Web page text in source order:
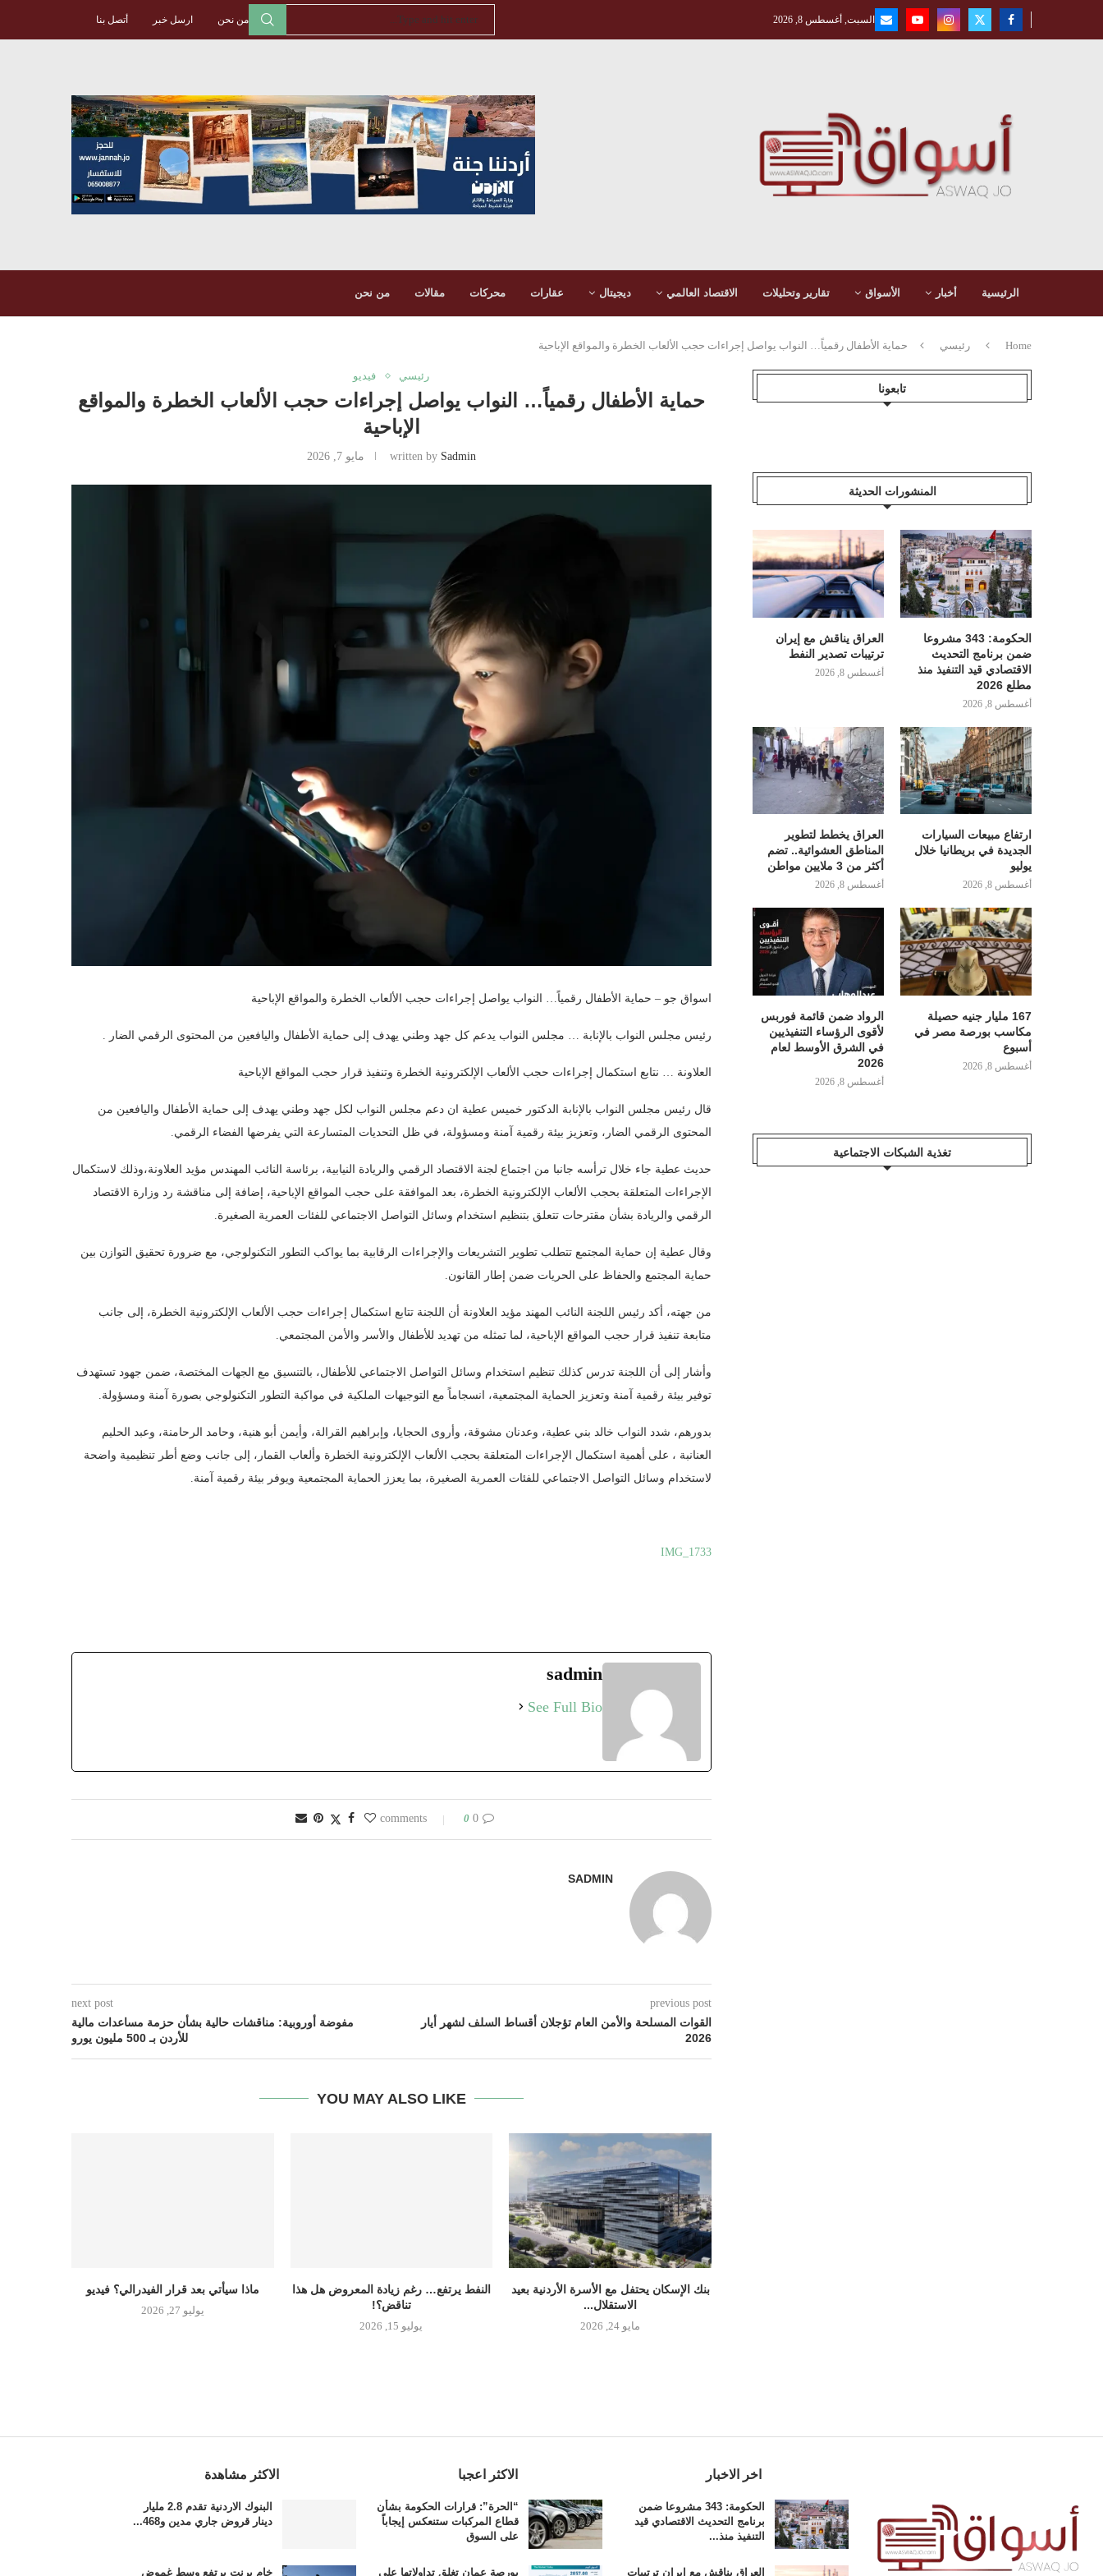
السبت, أغسطس 8, 2026 من نحن ارسل خبر أتصل بنا
الرئيسية أخبار الأسواق تقارير وتحليلات الاقتصاد العالمي ديجيتال عقارات محركات مقالات من نحن
Home رئيسي حماية الأطفال رقمياً… النواب يواصل إجراءات حجب الألعاب الخطرة والمواقع الإباحية
رئيسي فيديو
حماية الأطفال رقمياً… النواب يواصل إجراءات حجب الألعاب الخطرة والمواقع
الإباحية
written by Sadmin مايو 7, 2026
اسواق جو – حماية الأطفال رقمياً… النواب يواصل إجراءات حجب الألعاب الخطرة والمواقع الإباحية
رئيس مجلس النواب بالإنابة … مجلس النواب يدعم كل جهد وطني يهدف إلى حماية الأطفال واليافعين من المحتوى الرقمي الضار .
العلاونة … نتابع استكمال إجراءات حجب الألعاب الإلكترونية الخطرة وتنفيذ قرار حجب المواقع الإباحية
قال رئيس مجلس النواب بالإنابة الدكتور خميس عطية ان دعم مجلس النواب لكل جهد وطني يهدف إلى حماية الأطفال واليافعين من
المحتوى الرقمي الضار، وتعزيز بيئة رقمية آمنة ومسؤولة، في ظل التحديات المتسارعة التي يفرضها الفضاء الرقمي.
حديث عطية جاء خلال ترأسه جانبا من اجتماع لجنة الاقتصاد الرقمي والريادة النيابية، برئاسة النائب المهندس مؤيد العلاونة،وذلك لاستكمال
الإجراءات المتعلقة بحجب الألعاب الإلكترونية الخطرة، بعد الموافقة على حجب المواقع الإباحية، إضافة إلى مناقشة رد وزارة الاقتصاد
الرقمي والريادة بشأن مقترحات تتعلق بتنظيم استخدام وسائل التواصل الاجتماعي للفئات العمرية الصغيرة.
وقال عطية إن حماية المجتمع تتطلب تطوير التشريعات والإجراءات الرقابية بما يواكب التطور التكنولوجي، مع ضرورة تحقيق التوازن بين
حماية المجتمع والحفاظ على الحريات ضمن إطار القانون.
من جهته، أكد رئيس اللجنة النائب المهند مؤيد العلاونة أن اللجنة تتابع استكمال إجراءات حجب الألعاب الإلكترونية الخطرة، إلى جانب
متابعة تنفيذ قرار حجب المواقع الإباحية، لما تمثله من تهديد للأطفال والأسر والأمن المجتمعي.
وأشار إلى أن اللجنة تدرس كذلك تنظيم استخدام وسائل التواصل الاجتماعي للأطفال، بالتنسيق مع الجهات المختصة، ضمن جهود تستهدف
توفير بيئة رقمية آمنة وتعزيز الحماية المجتمعية، انسجاماً مع التوجيهات الملكية في مواكبة التطور التكنولوجي بصورة آمنة ومسؤولة.
بدورهم، شدد النواب خالد بني عطية، وعدنان مشوقة، وأروى الحجايا، وإبراهيم القرالة، وأيمن أبو هنية، وحامد الرحامنة، وعبد الحليم
العنانبة ، على أهمية استكمال الإجراءات المتعلقة بحجب الألعاب الإلكترونية الخطرة وألعاب القمار، إلى جانب وضع أطر تنظيمية واضحة
لاستخدام وسائل التواصل الاجتماعي للفئات العمرية الصغيرة، بما يعزز الحماية المجتمعية ويوفر بيئة رقمية آمنة.
IMG_1733
sadmin
See Full Bio
0 comments
0
SADMIN
previous post
القوات المسلحة والأمن العام تؤجلان أقساط السلف لشهر أيار
2026
next post
مفوضة أوروبية: مناقشات حالية بشأن حزمة مساعدات مالية
للأردن بـ 500 مليون يورو
YOU MAY ALSO LIKE
ماذا سيأتي بعد قرار الفيدرالي؟ فيديو
يوليو 27, 2026
النفط يرتفع… رغم زيادة المعروض هل هذا
تناقض؟!
يوليو 15, 2026
بنك الإسكان يحتفل مع الأسرة الأردنية بعيد
الاستقلال...
مايو 24, 2026
تابعونا
المنشورات الحديثة
الحكومة: 343 مشروعا
ضمن برنامج التحديث
الاقتصادي قيد التنفيذ منذ
مطلع 2026
أغسطس 8, 2026
العراق يناقش مع إيران
ترتيبات تصدير النفط
أغسطس 8, 2026
ارتفاع مبيعات السيارات
الجديدة في بريطانيا خلال
يوليو
أغسطس 8, 2026
العراق يخطط لتطوير
المناطق العشوائية.. تضم
أكثر من 3 ملايين مواطن
أغسطس 8, 2026
167 مليار جنيه حصيلة
مكاسب بورصة مصر في
أسبوع
أغسطس 8, 2026
الرواد ضمن قائمة فوربس
لأقوى الرؤساء التنفيذيين
في الشرق الأوسط لعام
2026
أغسطس 8, 2026
تغذية الشبكات الاجتماعية
اخر الاخبار
الحكومة: 343 مشروعا ضمن
برنامج التحديث الاقتصادي قيد
التنفيذ منذ...
العراق يناقش مع إيران ترتيبات
الاكثر اعجبا
“الحرة”: قرارات الحكومة بشأن
قطاع المركبات ستنعكس إيجاباً
على السوق
بورصة عمان تغلق تداولاتها على
الاكثر مشاهدة
البنوك الاردنية تقدم 2.8 مليار
دينار قروض جاري مدين و468...
خام برنت يرتفع وسط غموض